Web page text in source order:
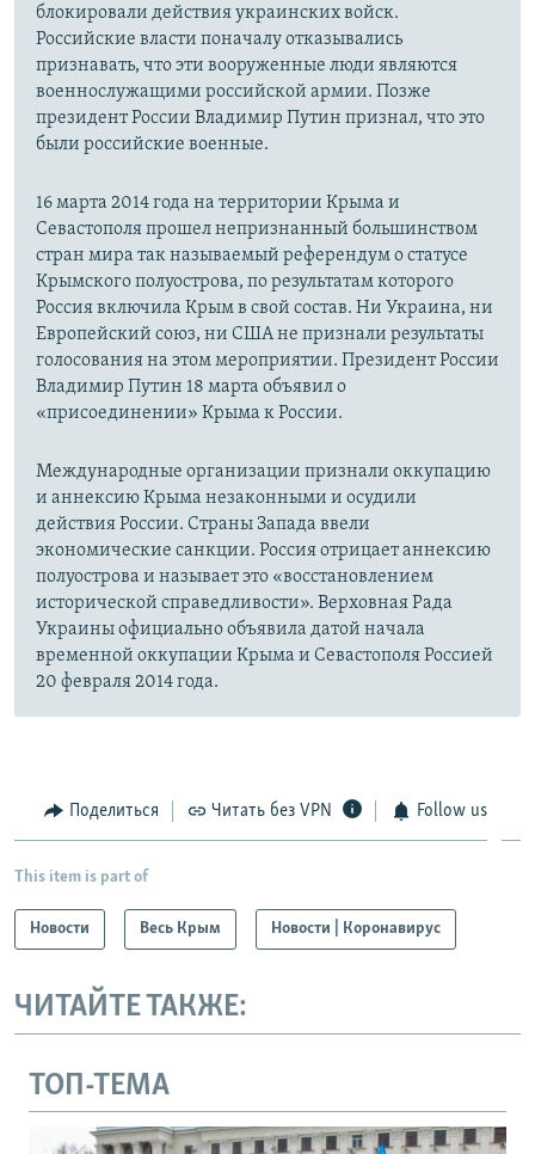
блокировали действия украинских войск.
Российские власти поначалу отказывались
признавать, что эти вооруженные люди являются
военнослужащими российской армии. Позже
президент России Владимир Путин признал, что это
были российские военные.
16 марта 2014 года на территории Крыма и
Севастополя прошел непризнанный большинством
стран мира так называемый референдум о статусе
Крымского полуострова, по результатам которого
Россия включила Крым в свой состав. Ни Украина, ни
Европейский союз, ни США не признали результаты
голосования на этом мероприятии. Президент России
Владимир Путин 18 марта объявил о
«присоединении» Крыма к России.
Международные организации признали оккупацию
и аннексию Крыма незаконными и осудили
действия России. Страны Запада ввели
экономические санкции. Россия отрицает аннексию
полуострова и называет это «восстановлением
исторической справедливости». Верховная Рада
Украины официально объявила датой начала
временной оккупации Крыма и Севастополя Россией
20 февраля 2014 года.
Поделиться Читать без VPN Follow us
This item is part of
Новости Весь Крым Новости | Коронавирус
ЧИТАЙТЕ ТАКЖЕ:
ТОП-ТЕМА